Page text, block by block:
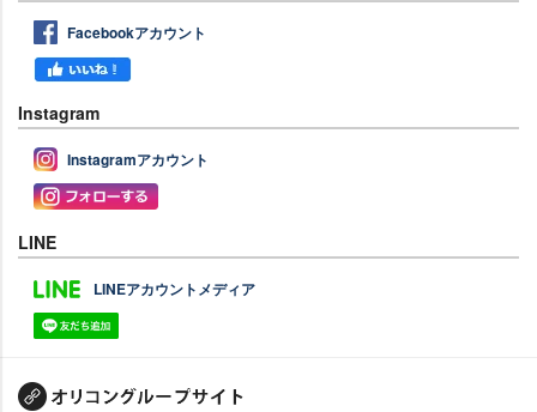
Facebookアカウント
Instagram
Instagramアカウント
LINE
LINEアカウントメディア